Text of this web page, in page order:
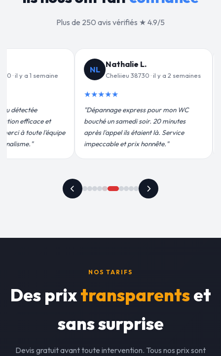
Plus de 250 avis vérifiés ★ 4.9/5
Jean-François C.
Cheliieu 38730 · il y a 3 semaines
"Remplacement de mon chauffe-eau en
moins de 2h. Équipe très pro, devis
conforme, chantier propre. Je
recommande vivement."
"Un grand
pour leur
efficace.
NOS TARIFS
Des prixtransparentset
sans surprise
Devis gratuit avant toute intervention. Tous nos prix sont